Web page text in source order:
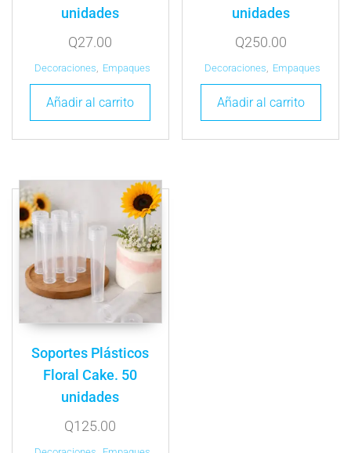
unidades
Q27.00
Decoraciones Empaques
Añadir al carrito
unidades
Q250.00
Decoraciones Empaques
Añadir al carrito
Soportes Plásticos
Floral Cake. 50
unidades
Q125.00